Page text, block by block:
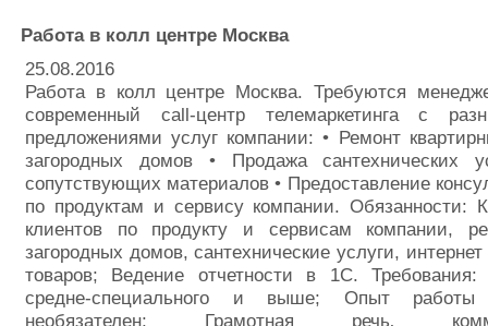
Работа в колл центре Москва
25.08.2016
Работа в колл центре Москва. Требуются
современный call-центр телемаркетинга с
предложениями услуг компании: • Ремонт
загородных домов • Продажа сантехнических
сопутствующих материалов • Предоставление
по продуктам и сервису компании. Обязанности:
клиентов по продукту и сервисам компании,
загородных домов, сантехнические услуги,
товаров; Ведение отчетности в 1С. Требования:
средне-специального и выше; Опыт работы
необязателен; Грамотная речь‚